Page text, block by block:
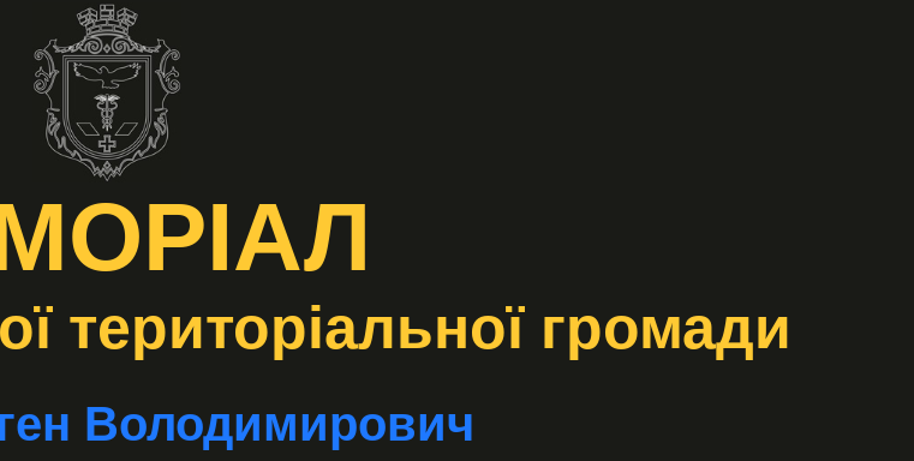
територіальної громади
Володимирович